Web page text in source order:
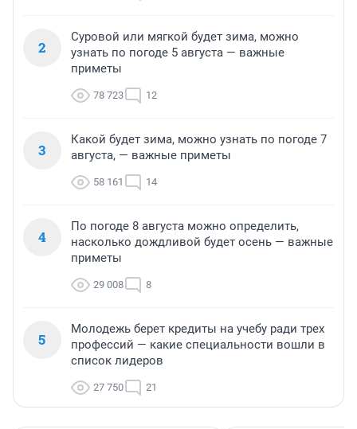
2
Суровой или мягкой будет зима, можно
узнать по погоде 5 августа — важные
приметы
78 723 12
3
Какой будет зима, можно узнать по погоде 7
августа, — важные приметы
58 161 14
4
По погоде 8 августа можно определить,
насколько дождливой будет осень — важные
приметы
29 008 8
5
Молодежь берет кредиты на учебу ради трех
профессий — какие специальности вошли в
список лидеров
27 750 21